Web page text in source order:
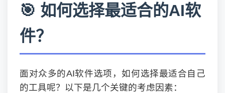
🎯 如何选择最适合的AI软
件？
面对众多的AI软件选项，如何选择最适合自己
的工具呢？以下是几个关键的考虑因素：